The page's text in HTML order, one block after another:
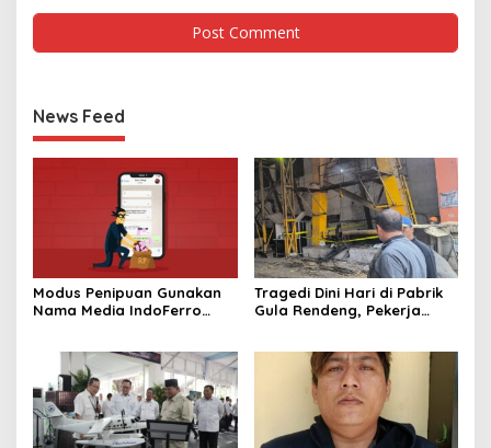
News Feed
Modus Penipuan Gunakan
Nama Media IndoFerro
Tragedi Dini Hari di Pabrik
Gula Rendeng, Pekerja